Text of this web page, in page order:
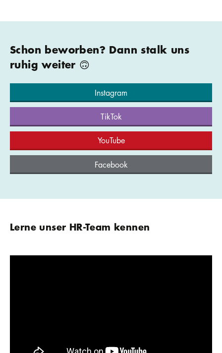
Schon beworben? Dann stalk uns
ruhig weiter 🙃
Instagram
TikTok
YouTube
Facebook
Lerne unser HR-Team kennen